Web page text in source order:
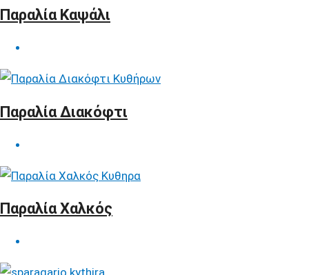
Παραλία Καψάλι
Παραλία Διακόφτι
Παραλία Χαλκός